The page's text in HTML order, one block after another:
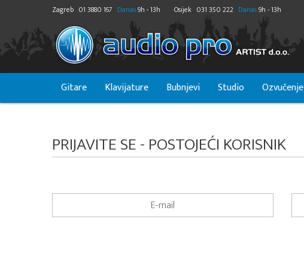
Zagreb 01 3880 167 Danas9h - 13h Osijek 031 350 222 Danas9h - 13h
Gitare Klavijature Bubnjevi Studio Ozvučenje
PRIJAVITE SE - POSTOJEĆI KORISNIK